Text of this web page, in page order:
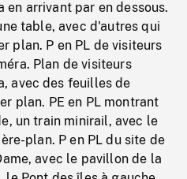
en arrivant par en dessous.
table, avec d'autres qui
plan. P en PL de visiteurs
Plan de visiteurs
avec des feuilles de
plan. PE en PL montrant
un train minirail, avec le
plan. P en PL du site de
avec le pavillon de la